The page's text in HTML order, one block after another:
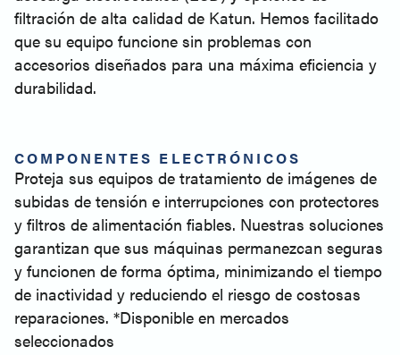
filtración de alta calidad de Katun. Hemos facilitado
que su equipo funcione sin problemas con
accesorios diseñados para una máxima eficiencia y
durabilidad.
COMPONENTES ELECTRÓNICOS
Proteja sus equipos de tratamiento de imágenes de
subidas de tensión e interrupciones con protectores
y filtros de alimentación fiables. Nuestras soluciones
garantizan que sus máquinas permanezcan seguras
y funcionen de forma óptima, minimizando el tiempo
de inactividad y reduciendo el riesgo de costosas
reparaciones. *Disponible en mercados
seleccionados